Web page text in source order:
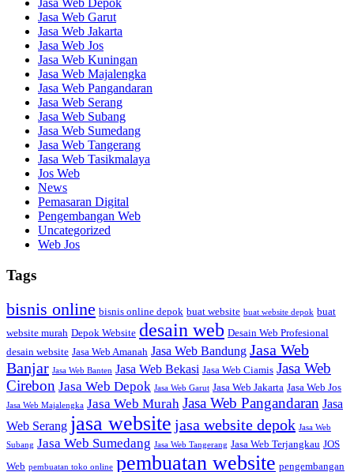
Jasa Web Depok
Jasa Web Garut
Jasa Web Jakarta
Jasa Web Jos
Jasa Web Kuningan
Jasa Web Majalengka
Jasa Web Pangandaran
Jasa Web Serang
Jasa Web Subang
Jasa Web Sumedang
Jasa Web Tangerang
Jasa Web Tasikmalaya
Jos Web
News
Pemasaran Digital
Pengembangan Web
Uncategorized
Web Jos
Tags
bisnis online bisnis online depok buat website buat website depok buat
website murah Depok Website desain web Desain Web Profesional
desain website Jasa Web Amanah Jasa Web Bandung Jasa Web
Banjar Jasa Web Banten Jasa Web Bekasi Jasa Web Ciamis Jasa Web
Cirebon Jasa Web Depok Jasa Web Garut Jasa Web Jakarta Jasa Web Jos
Jasa Web Majalengka Jasa Web Murah Jasa Web Pangandaran Jasa
Web Serang jasa website jasa website depok Jasa Web
Subang Jasa Web Sumedang Jasa Web Tangerang Jasa Web Terjangkau JOS
Web pembuatan toko online pembuatan website pengembangan